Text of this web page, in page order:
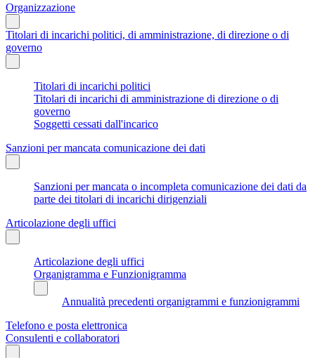
Organizzazione
Titolari di incarichi politici, di amministrazione, di direzione o di
governo
Titolari di incarichi politici
Titolari di incarichi di amministrazione di direzione o di
governo
Soggetti cessati dall'incarico
Sanzioni per mancata comunicazione dei dati
Sanzioni per mancata o incompleta comunicazione dei dati da
parte dei titolari di incarichi dirigenziali
Articolazione degli uffici
Articolazione degli uffici
Organigramma e Funzionigramma
Annualità precedenti organigrammi e funzionigrammi
Telefono e posta elettronica
Consulenti e collaboratori